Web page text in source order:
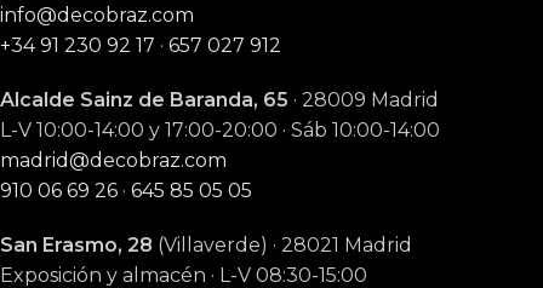
info@decobraz.com
+34 91 230 92 17 · 657 027 912
Alcalde Sainz de Baranda, 65 · 28009 Madrid
L-V 10:00-14:00 y 17:00-20:00 · Sáb 10:00-14:00
madrid@decobraz.com
910 06 69 26 · 645 85 05 05
San Erasmo, 28 (Villaverde) · 28021 Madrid
Exposición y almacén · L-V 08:30-15:00